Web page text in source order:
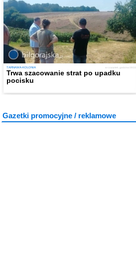
w czwartek, godzina 09:03
TARNAWA-KOLONIA
Trwa szacowanie strat po upadku
pocisku
Gazetki promocyjne / reklamowe